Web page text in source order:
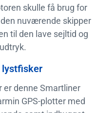
skulle få brug for
nuværende skipper
til den lave sejltid og
lystfisker
er denne Smartliner
GPS-plotter med